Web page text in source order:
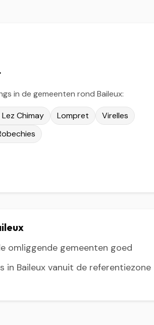
in de gemeenten rond Baileux:
Lez Chimay Lompret
Virelles
omliggende gemeenten goed
in Baileux vanuit de referentiezone